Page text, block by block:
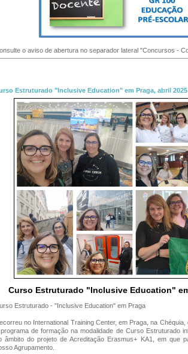
o aviso de abertura no separador lateral "Concursos -
Estruturado "Inclusive Education" em Praga, abril 2025
Curso Estruturado "Inclusive Education"
Estruturado - "Inclusive Education" em Praga
no International Training Center, em Praga, na Chéquia,
de formação na modalidade de Curso Estruturado
âmbito do projeto de Acreditação Erasmus+ KA1, em que
Agrupamento.